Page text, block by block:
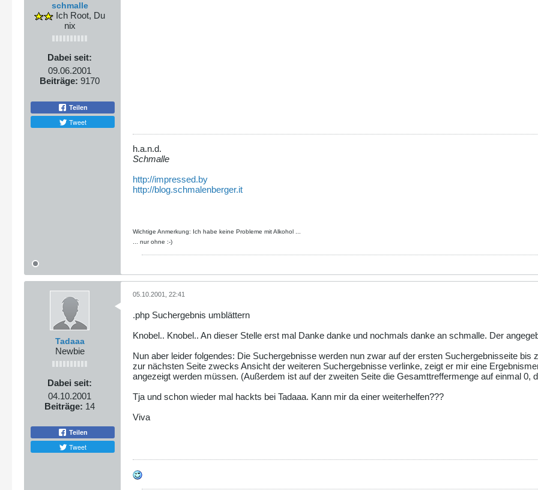
schmalle
Ich Root, Du
nix
Dabei seit:
09.06.2001
Beiträge: 9170
Teilen
Tweet
h.a.n.d.
Schmalle
http://impressed.by
http://blog.schmalenberger.it
Wichtige Anmerkung: Ich habe keine Probleme mit Alkohol ...
... nur ohne :-)
Tadaaa
Newbie
Dabei seit:
04.10.2001
Beiträge: 14
Teilen
Tweet
05.10.2001, 22:41
.php Suchergebnis umblättern
Knobel.. Knobel.. An dieser Stelle erst mal Danke danke und nochmals danke an schmalle. Der
Nun aber leider folgendes: Die Suchergebnisse werden nun zwar auf der ersten Suchergebnisseite
zur nächsten Seite zwecks Ansicht der weiteren Suchergebnisse verlinke, zeigt er mir eine
angezeigt werden müssen. (Außerdem ist auf der zweiten Seite die Gesamttreffermenge auf einmal 0,
Tja und schon wieder mal hackts bei Tadaaa. Kann mir da einer weiterhelfen???
Viva